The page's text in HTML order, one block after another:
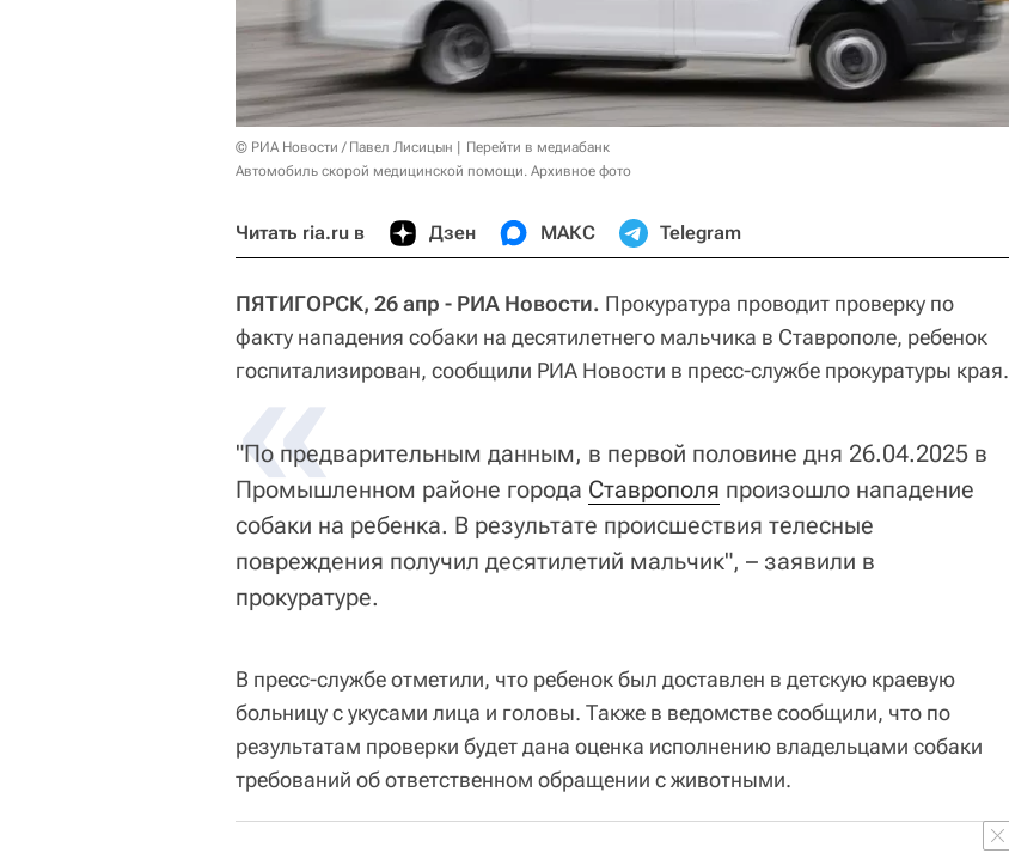
© РИА Новости / Павел Лисицын
Перейти в медиабанк
Автомобиль скорой медицинской помощи. Архивное фото
Читать ria.ru в Дзен МАКС Telegram
ПЯТИГОРСК, 26 апр - РИА Новости. Прокуратура проводит проверку по
факту нападения собаки на десятилетнего мальчика в Ставрополе, ребенок
госпитализирован, сообщили РИА Новости в пресс-службе прокуратуры края.
«
"По предварительным данным, в первой половине дня 26.04.2025 в
Промышленном районе города Ставрополя произошло нападение
собаки на ребенка. В результате происшествия телесные
повреждения получил десятилетий мальчик", – заявили в
прокуратуре.
В пресс-службе отметили, что ребенок был доставлен в детскую краевую
больницу с укусами лица и головы. Также в ведомстве сообщили, что по
результатам проверки будет дана оценка исполнению владельцами собаки
требований об ответственном обращении с животными.